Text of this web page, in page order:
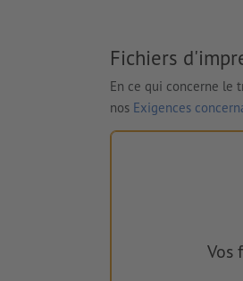
Fichiers
En ce qui concerne le
nos Exigences
Vos